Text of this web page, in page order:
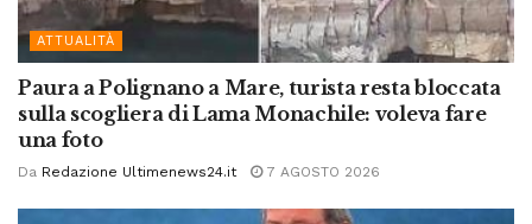
ATTUALITÀ
Paura a Polignano a Mare, turista resta bloccata
sulla scogliera di Lama Monachile: voleva fare
una foto
Da Redazione Ultimenews24.it 7 AGOSTO 2026